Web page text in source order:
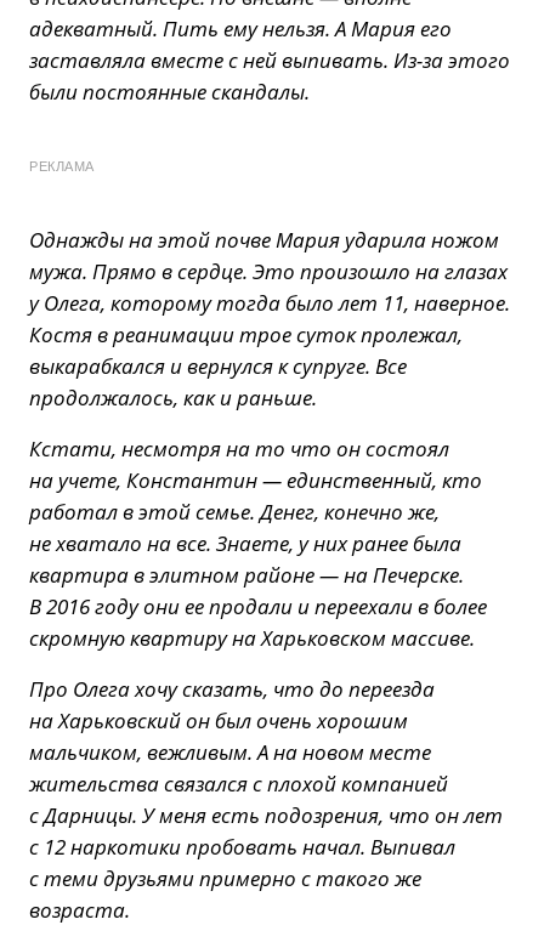
адекватный. Пить ему нельзя. А Мария его
заставляла вместе с ней выпивать. Из-за этого
были постоянные скандалы.
РЕКЛАМА
Однажды на этой почве Мария ударила ножом
мужа. Прямо в сердце. Это произошло на глазах
у Олега, которому тогда было лет 11, наверное.
Костя в реанимации трое суток пролежал,
выкарабкался и вернулся к супруге. Все
продолжалось, как и раньше.
Кстати, несмотря на то что он состоял
на учете, Константин — единственный, кто
работал в этой семье. Денег, конечно же,
не хватало на все. Знаете, у них ранее была
квартира в элитном районе — на Печерске.
В 2016 году они ее продали и переехали в более
скромную квартиру на Харьковском массиве.
Про Олега хочу сказать, что до переезда
на Харьковский он был очень хорошим
мальчиком, вежливым. А на новом месте
жительства связался с плохой компанией
с Дарницы. У меня есть подозрения, что он лет
с 12 наркотики пробовать начал. Выпивал
с теми друзьями примерно с такого же
возраста.